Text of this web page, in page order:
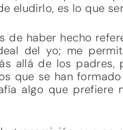
eludirlo, es lo que
de haber hecho
del yo; me
allá de los padres,
que se han
algo que